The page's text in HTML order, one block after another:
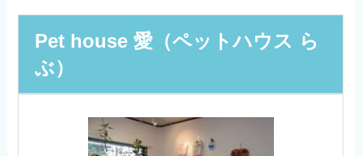
Pet house 愛（ペットハウス ら
ぶ）